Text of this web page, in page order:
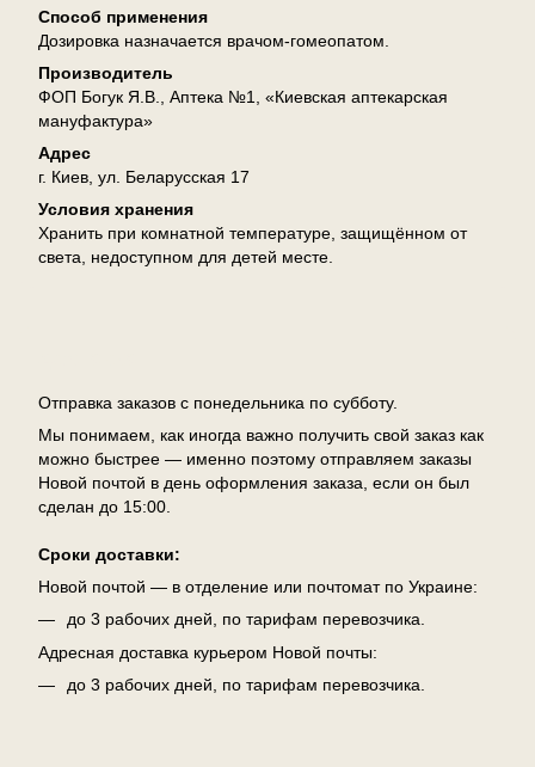
Способ применения
Дозировка назначается врачом-гомеопатом.
Производитель
ФОП Богук Я.В., Аптека №1, «Киевская аптекарская
мануфактура»
Адрес
г. Киев, ул. Беларусская 17
Условия хранения
Хранить при комнатной температуре, защищённом от
света, недоступном для детей месте.
Отправка заказов с понедельника по субботу.
Мы понимаем, как иногда важно получить свой заказ как
можно быстрее — именно поэтому отправляем заказы
Новой почтой в день оформления заказа, если он был
сделан до 15:00.
Сроки доставки:
Новой почтой — в отделение или почтомат по Украине:
до 3 рабочих дней, по тарифам перевозчика.
Адресная доставка курьером Новой почты:
до 3 рабочих дней, по тарифам перевозчика.